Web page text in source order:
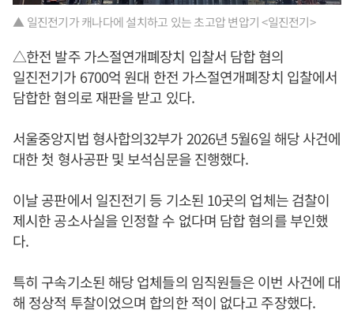
▲ 일진전기가 캐나다에 설치하고 있는 초고압 변압기 <일진전기>
△한전 발주 가스절연개폐장치 입찰서 담합 혐의
일진전기가 6700억 원대 한전 가스절연개폐장치 입찰에서
담합한 혐의로 재판을 받고 있다.
서울중앙지법 형사합의32부가 2026년 5월6일 해당 사건에
대한 첫 형사공판 및 보석심문을 진행했다.
이날 공판에서 일진전기 등 기소된 10곳의 업체는 검찰이
제시한 공소사실을 인정할 수 없다며 담합 혐의를 부인했
다.
특히 구속기소된 해당 업체들의 임직원들은 이번 사건에 대
해 정상적 투찰이었으며 합의한 적이 없다고 주장했다.